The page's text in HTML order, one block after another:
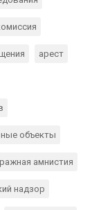
арест
объекты
амнистия
надзор